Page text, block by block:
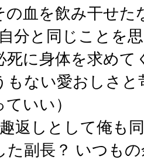
の血を飲み干せ
分と同じことを
死に身体を求め
もない愛おしさ
いい）
返しとして俺
た副長？ いつ